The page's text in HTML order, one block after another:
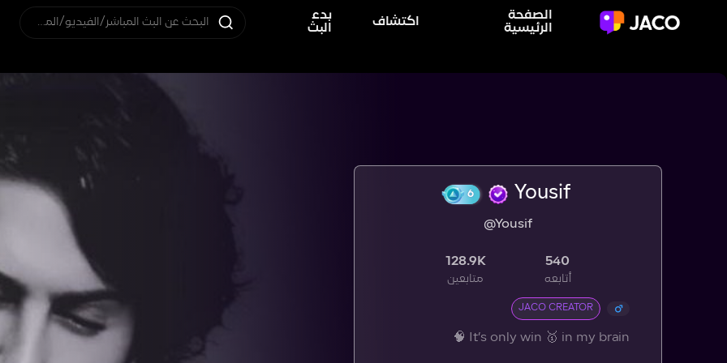
الصفحة
الرئيسية
اكتشاف
بدء
البث
البحث عن البث المباشر/الفيديو/المستخدم
Yousif
@Yousif
540
أتابعه
128.9K
متابعين
JACO CREATOR
It’s only win 🥇 in my brain 🧠